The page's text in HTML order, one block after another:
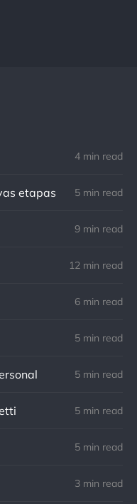
4 min read
etapas 5 min read
9 min read
12 min read
6 min read
5 min read
5 min read
5 min read
5 min read
3 min read